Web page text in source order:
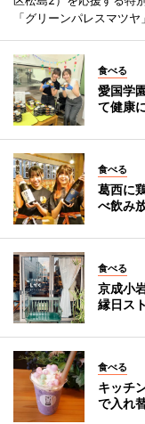
「グリーンパレスマツ
食べる
愛国学
て健康
食べる
葛西に
べ飲み
食べる
京成小
縁日ス
食べる
キッチ
で入れ